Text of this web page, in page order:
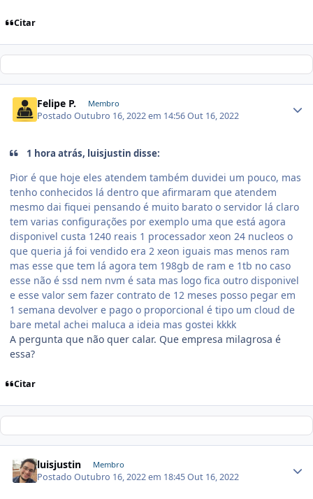
Citar
Felipe P. Membro
PostadoOutubro 16, 2022 em 14:56Out 16, 2022
1 hora atrás, luisjustin disse:
Pior é que hoje eles atendem também duvidei um pouco, mas
tenho conhecidos lá dentro que afirmaram que atendem
mesmo dai fiquei pensando é muito barato o servidor lá claro
tem varias configurações por exemplo uma que está agora
disponivel custa 1240 reais 1 processador xeon 24 nucleos o
que queria já foi vendido era 2 xeon iguais mas menos ram
mas esse que tem lá agora tem 198gb de ram e 1tb no caso
esse não é ssd nem nvm é sata mas logo fica outro disponivel
e esse valor sem fazer contrato de 12 meses posso pegar em
1 semana devolver e pago o proporcional é tipo um cloud de
bare metal achei maluca a ideia mas gostei kkkk
A pergunta que não quer calar. Que empresa milagrosa é
essa?
Citar
luisjustin Membro
PostadoOutubro 16, 2022 em 18:45Out 16, 2022